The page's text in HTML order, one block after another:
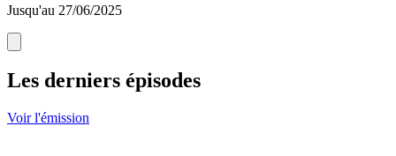
Jusqu'au 27/06/2025
Les derniers épisodes
Voir l'émission